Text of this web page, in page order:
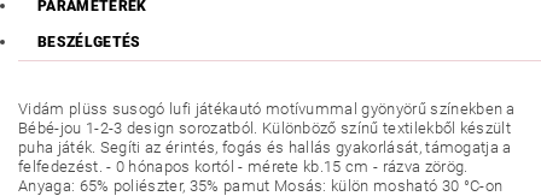
PARAMÉTEREK
BESZÉLGETÉS
Vidám plüss susogó lufi játékautó motívummal gyönyörű színekben a
Bébé-jou 1-2-3 design sorozatból. Különböző színű textilekből készült
puha játék. Segíti az érintés, fogás és hallás gyakorlását, támogatja a
felfedezést. - 0 hónapos kortól - mérete kb.15 cm - rázva zörög.
Anyaga: 65% poliészter, 35% pamut Mosás: külön mosható 30 °C-on